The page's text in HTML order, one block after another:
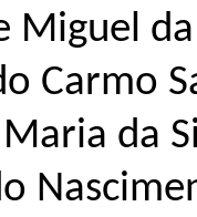
Miguel
Carmo
da